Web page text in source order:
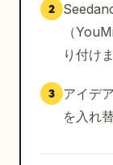
2
（
り付け
3
アイデ
を入れ